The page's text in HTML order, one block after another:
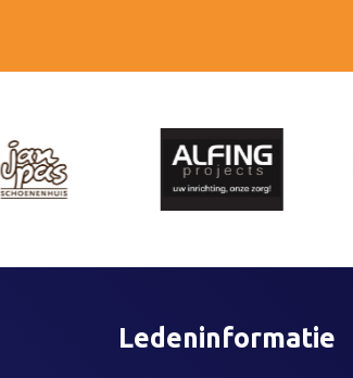
Ledeninformatie